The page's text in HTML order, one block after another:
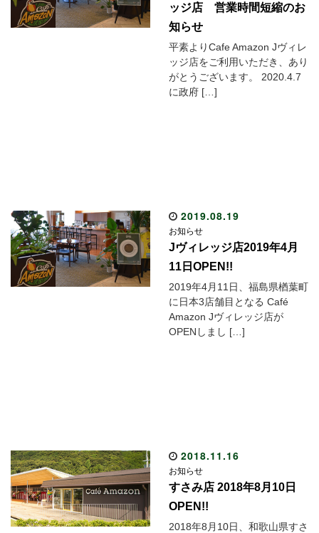
ッジ店 営業時間短縮のお
知らせ
平素よりCafe Amazon Jヴィレ
ッジ店をご利用いただき、あり
がとうございます。 2020.4.7
に政府 […]
2019.08.19
お知らせ
Jヴィレッジ店2019年4月
11日OPEN!!
2019年4月11日、福島県楢葉町
に日本3店舗目となる Café
Amazon Jヴィレッジ店が
OPENしまし […]
2018.11.16
お知らせ
すさみ店 2018年8月10日
OPEN!!
2018年8月10日、和歌山県すさ